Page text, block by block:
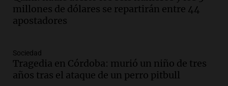
amantes de la astronomía
Amamos los Domingos
la historia del club de Irlanda
revolucionado por hinchas argentinos
Amamos los Domingos
millones de dólares se repartirán entre 44
apostadores
Sociedad
Tragedia en Córdoba: murió un niño de tres
años tras el ataque de un perro pitbull